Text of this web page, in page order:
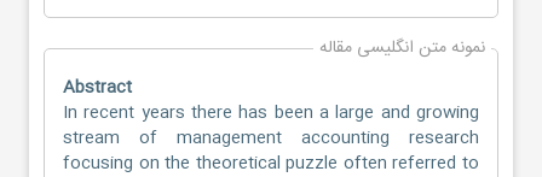
نمونه متن انگلیسی مقاله
Abstract
In recent years there has been a large and growing
stream of management accounting research
focusing on the theoretical puzzle often referred to